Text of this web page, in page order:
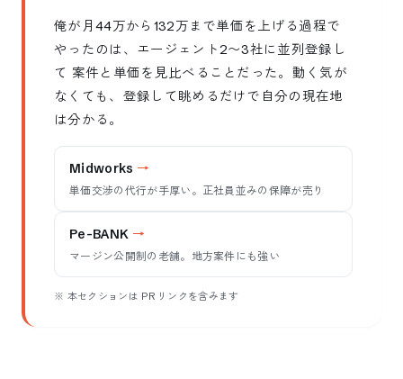
俺が月44万から132万まで単価を上げる過程で
やったのは、エージェント2〜3社に並列登録し
て 案件と単価を見比べることだった。動く気が
なくても、登録して眺めるだけで自分の現在地
は分かる。
Midworks
単価交渉の代行が手厚い。正社員並みの保障が売り
Pe-BANK
マージン公開制の老舗。地方案件にも強い
※ 本セクションは PR リンクを含みます